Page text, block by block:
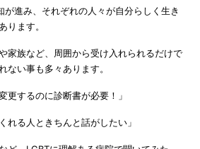
が進み、それぞれの人々が自分らしく生き
ります。
家族など、周囲から受け入れられるだけで
ない事も多々あります。
更するのに診断書が必要！」
れる人ときちんと話がしたい」